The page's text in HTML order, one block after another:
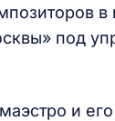
в
под
и